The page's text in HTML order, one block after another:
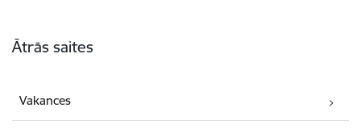
Ātrās saites
Vakances